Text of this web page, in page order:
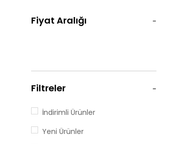
Fiyat Aralığı
Filtreler
İndirimli Ürünler
Yeni Ürünler